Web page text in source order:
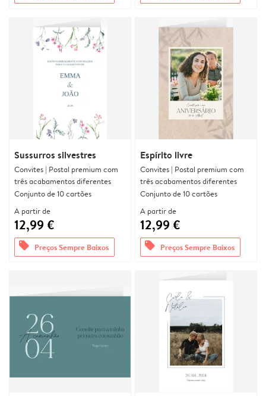
Sussurros silvestres
Convites | Postal premium com
três acabamentos diferentes
Conjunto de 10 cartões
A partir de
12,99 €
offers Preços Sempre Baixos
Espírito livre
Convites | Postal premium com
três acabamentos diferentes
Conjunto de 10 cartões
A partir de
12,99 €
offers Preços Sempre Baixos